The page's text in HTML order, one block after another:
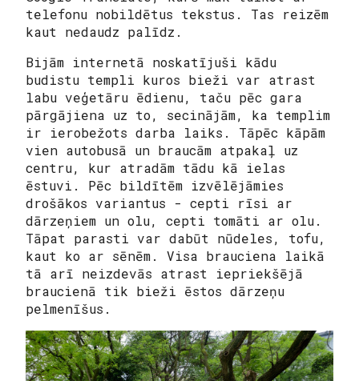
telefonu nobildētus tekstus. Tas reizēm
kaut nedaudz palīdz.
Bijām internetā noskatījuši kādu
budistu templi kuros bieži var atrast
labu veģetāru ēdienu, taču pēc gara
pārgājiena uz to, secinājām, ka templim
ir ierobežots darba laiks. Tāpēc kāpām
vien autobusā un braucām atpakaļ uz
centru, kur atradām tādu kā ielas
ēstuvi. Pēc bildītēm izvēlējāmies
drošākos variantus - cepti rīsi ar
dārzeņiem un olu, cepti tomāti ar olu.
Tāpat parasti var dabūt nūdeles, tofu,
kaut ko ar sēnēm. Visa brauciena laikā
tā arī neizdevās atrast iepriekšējā
braucienā tik bieži ēstos dārzeņu
pelmenīšus.